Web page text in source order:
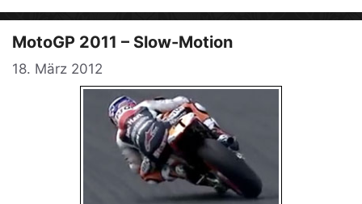
MotoGP 2011 – Slow-Motion
18. März 2012